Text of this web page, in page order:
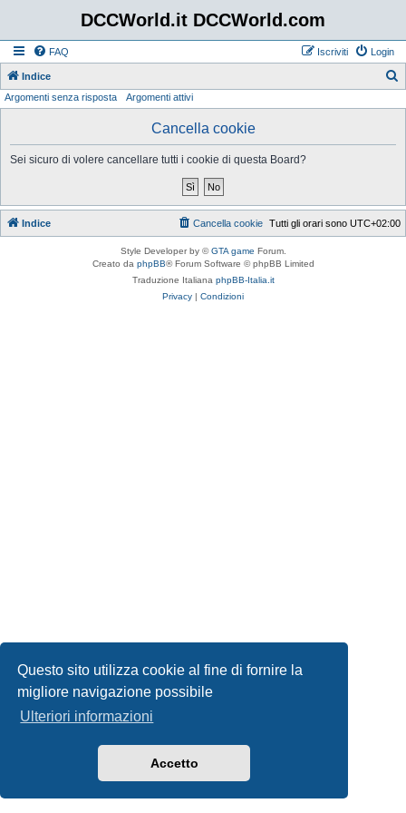
Questo sito utilizza cookie al fine di fornire la
migliore navigazione possibile
Ulteriori informazioni
Accetto
DCCWorld.it DCCWorld.com
FAQ Login
Iscriviti
Indice
Argomenti senza risposta Argomenti attivi
Cancella cookie
Sei sicuro di volere cancellare tutti i cookie di questa Board?
Indice Tutti gli orari sono UTC+02:00
Cancella cookie
Style Developer by ©GTA game Forum.
Creato da phpBB® Forum Software © phpBB Limited
Traduzione Italiana phpBB-Italia.it
Privacy | Condizioni